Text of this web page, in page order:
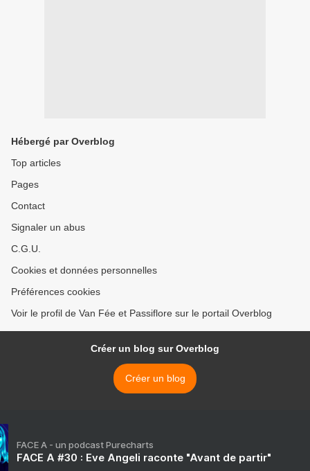
Hébergé par Overblog
Top articles
Pages
Contact
Signaler un abus
C.G.U.
Cookies et données personnelles
Préférences cookies
Voir le profil de Van Fée et Passiflore sur le portail Overblog
Créer un blog sur Overblog
Créer un blog
FACE A - un podcast Purecharts
FACE A #30 : Eve Angeli raconte "Avant de partir"